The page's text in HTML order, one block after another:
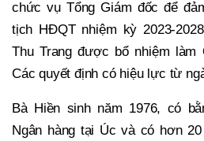
chức vụ Tổng Giám đốc để
tịch HĐQT nhiệm kỳ 2023-
Thu Trang được bổ nhiệm làm
Các quyết định có hiệu lực từ
Bà Hiền sinh năm 1976, có
Ngân hàng tại Úc và có hơn